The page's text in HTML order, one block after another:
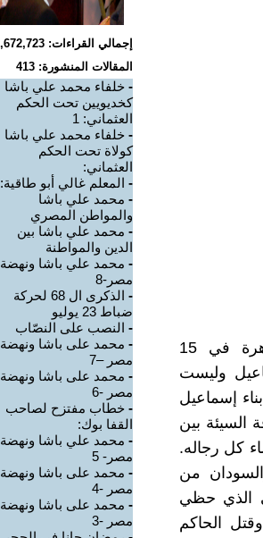
محمد توفيق باشا الإبن الأكبر للخديوي اسماعيل ولد في القاهرة في 15
وليست
إسماعيل
السيئة بين
كل رجاله.
من
الذي حظي
وقتل الحاكم
إجمالي القراءات: 2,672,723
المقالات المنشورة: 413
- خلفاء محمد علي باشا
كخديويين تحت الحكم
العثماني: 1
- خلفاء محمد علي باشا
كولاة تحت الحكم
العثماني:
- المعلم غالي أبو طاقية:
- محمد علي باشا
والمواطن المصري
- محمد علي باشا بين
الدين والمواطنة
- محمد علي باشا ونهضة
مصر-8
-
الذكرى ال 68 لحركة
ضباط 23 يوليو
- النصب على النصّاب
- محمد على باشا ونهضة
مصر –7
- محمد على باشا ونهضة
مصر -6
- خطاب مفتزح لصاحب
القفا بوك:
- محمد علي باشا ونهضة
مصر- 5
- محمد على باشا ونهضة
مصر -4
- محمد على باشا ونهضة
مصر -3